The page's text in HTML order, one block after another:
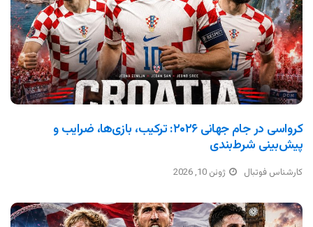
کرواسی در جام جهانی ۲۰۲۶: ترکیب، بازی‌ها، ضرایب و
پیش‌بینی شرط‌بندی
کارشناس فوتبال ژوئن 10, 2026